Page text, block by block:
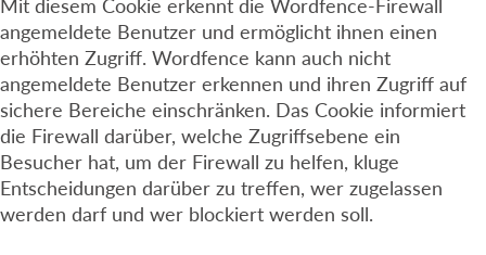
angemeldete Benutzer und ermöglicht ihnen einen
erhöhten Zugriff. Wordfence kann auch nicht
angemeldete Benutzer erkennen und ihren Zugriff auf
sichere Bereiche einschränken. Das Cookie informiert
die Firewall darüber, welche Zugriffsebene ein
Besucher hat, um der Firewall zu helfen, kluge
Entscheidungen darüber zu treffen, wer zugelassen
werden darf und wer blockiert werden soll.